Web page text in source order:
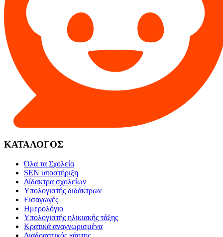
ΚΑΤΑΛΟΓΟΣ
Όλα τα Σχολεία
SEN υποστήριξη
Δίδακτρα σχολείων
Υπολογιστής διδάκτρων
Εισαγωγές
Ημερολόγιο
Υπολογιστής ηλικιακής τάξης
Κρατικά αναγνωρισμένα
Διαδραστικός χάρτης